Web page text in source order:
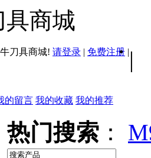
具商城
刀具商城! 请登录 | 免费注册 | |
的留言 我的收藏 我的推荐
热门搜索 ：